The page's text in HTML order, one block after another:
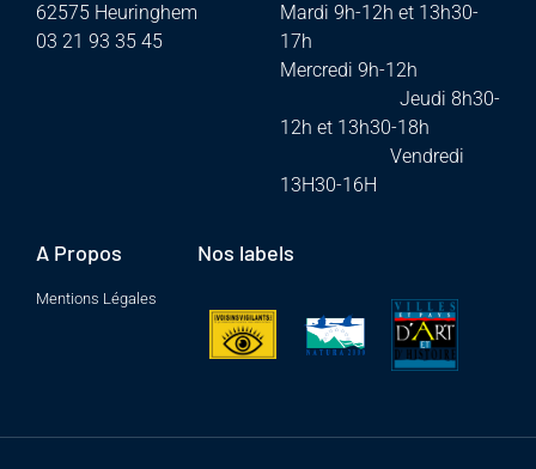
62575 Heuringhem
03 21 93 35 45
Mardi 9h-12h et 13h30-
17h
Mercredi 9h-12h
Jeudi 8h30-
12h et 13h30-18h
Vendredi
13H30-16H
A Propos
Mentions Légales
Nos labels